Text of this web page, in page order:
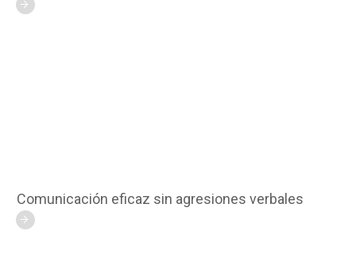
Comunicación eficaz sin agresiones verbales